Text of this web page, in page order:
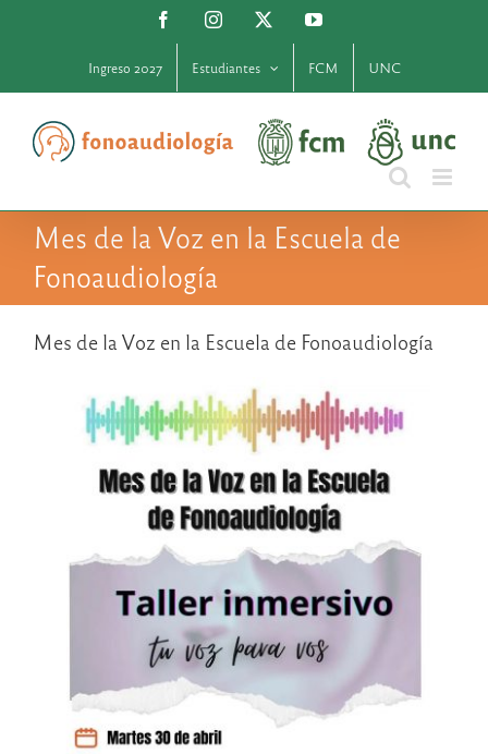
FacebookInstagram YouTube
Ingreso 2027 Estudiantes FCM UNC
Mes de la Voz en la Escuela de
Fonoaudiología
Mes de la Voz en la Escuela de Fonoaudiología